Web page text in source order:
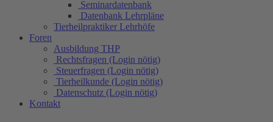
Seminardatenbank
Datenbank Lehrpläne
Tierheilpraktiker Lehrhöfe
Foren
Ausbildung THP
Rechtsfragen (Login nötig)
Steuerfragen (Login nötig)
Tierheilkunde (Login nötig)
Datenschutz (Login nötig)
Kontakt